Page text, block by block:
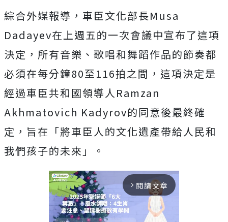
綜合外媒報導，車臣文化部長Musa
Dadayev在上週五的一次會議中宣布了這項
決定，所有音樂、歌唱和舞蹈作品的節奏都
必須在每分鐘80至116拍之間，這項決定是
經過車臣共和國領導人Ramzan
Akhmatovich Kadyrov的同意後最終確
定，旨在「將車臣人的文化遺產帶給人民和
我們孩子的未來」。
arrow_forward_ios 閱讀文章